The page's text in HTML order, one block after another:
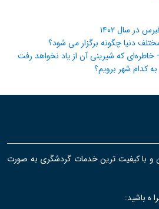
در سال ۱۴۰۲
دنیا چگونه برگزار می شود؟
که شیرینی آن از یاد نخواهد رفت
کدام شهر برویم؟
و با کیفیت ترین خدمات گردشگری به صورت
ه باشید: